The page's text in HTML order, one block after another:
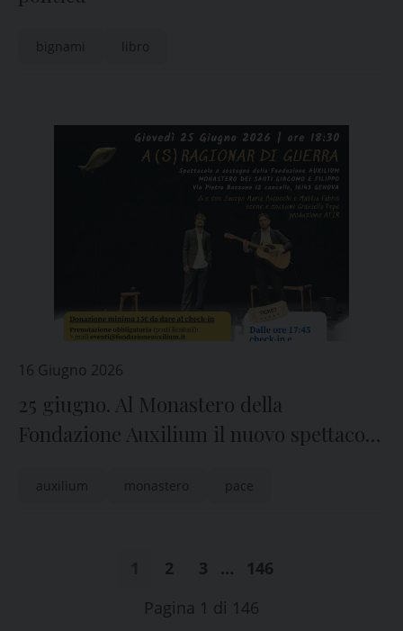
bignami libro
16 Giugno 2026
25 giugno. Al Monastero della
Fondazione Auxilium il nuovo spettacolo
auxilium monastero pace
2 3 …
146
Pagina 1 di 146